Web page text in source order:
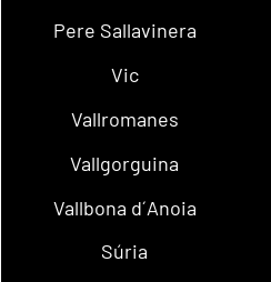
Pere Sallavinera
Vic
Vallromanes
Vallgorguina
Vallbona d´Anoia
Súria